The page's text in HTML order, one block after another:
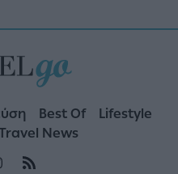
Best Of
Lifestyle
News